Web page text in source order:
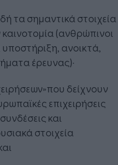
τα σημαντικά στοιχεία
(ανθρώπινοι
ανοικτά,
έρευνας)·
δείχνουν
επιχειρήσεις
και
στοιχεία